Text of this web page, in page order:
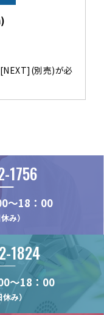
別売)が必
1756
～18：00
み）
1824
～18：00
み）